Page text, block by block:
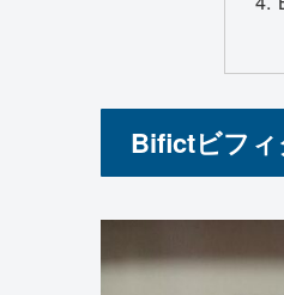
Bifictビフィ